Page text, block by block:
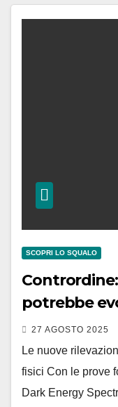
SCOPRI LO SQUALO
potrebbe
27 AGOSTO 2025
Le nuove
fisici Con le prove
Dark Energy